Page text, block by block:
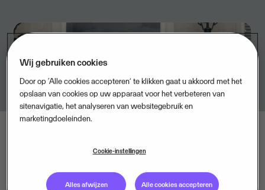
Wij gebruiken cookies
Door op ‘Alle cookies accepteren’ te klikken gaat u akkoord met het
opslaan van cookies op uw apparaat voor het verbeteren van
sitenavigatie, het analyseren van websitegebruik en
marketingdoeleinden.
Cookie-instellingen
Alles afwijzen Alle cookies accepteren